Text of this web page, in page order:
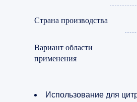
Страна производства
Вариант области
применения
Использование для